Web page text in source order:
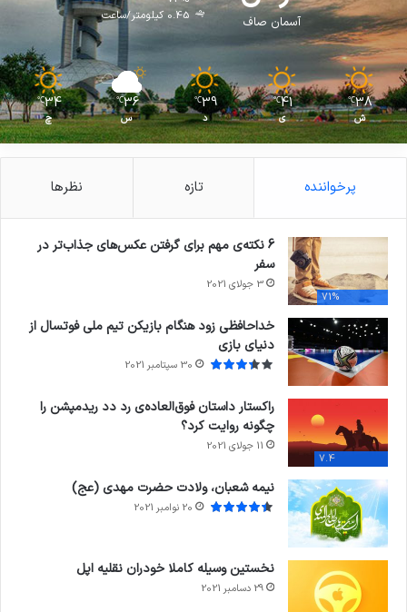
آسمان صاف
0.45 کیلومتر/ساعت
38
℃
ش
41
℃
ی
39
℃
د
36
℃
س
34
℃
چ
پرخواننده تازه نظرها
71%
6 نکته‌ی مهم برای گرفتن عکس‌های جذاب‌تر در
سفر
3 جولای 2021
خداحافظی زود هنگام بازیکن تیم ملی فوتسال از
دنیای بازی
30 سپتامبر 2021
7.4
راکستار داستان فوق‌العاده‌ی رد دد ریدمپشن را
چگونه روایت کرد؟
11 جولای 2021
نیمه شعبان، ولادت حضرت مهدی (عج)
20 نوامبر 2021
نخستین وسیله کاملا خودران نقلیه اپل
29 دسامبر 2021